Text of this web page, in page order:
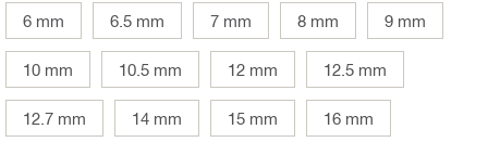
6 mm 6.5 mm 7 mm 8 mm 9 mm
10 mm 10.5 mm 12 mm 12.5 mm
12.7 mm 14 mm 15 mm 16 mm